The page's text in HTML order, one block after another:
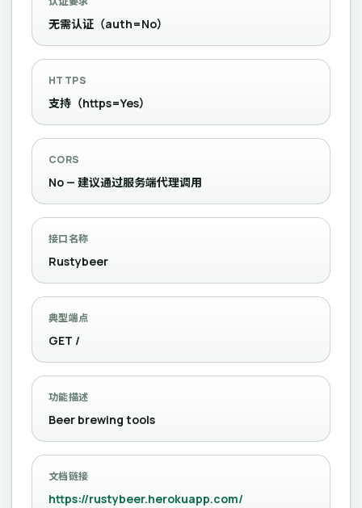
无需认证（auth=No）
HTTPS
支持（https=Yes）
CORS
No — 建议通过服务端代理调用
接口名称
Rustybeer
典型端点
GET /
功能描述
Beer brewing tools
文档链接
https://rustybeer.herokuapp.com/